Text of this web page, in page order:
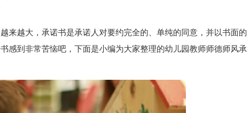
越大，承诺书是承诺人对要约完全的、单纯的同意，并以书面的
感到非常苦恼吧，下面是小编为大家整理的幼儿园教师师德师风承